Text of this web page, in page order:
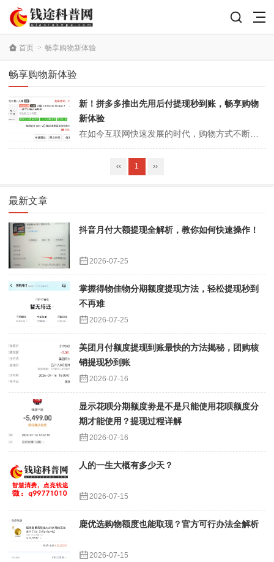
首页 > 畅享购物新体验
畅享购物新体验
新！拼多多推出先用后付提现秒到账，畅享购物
新体验
‹‹ 1 ››
最新文章
抖音月付大额提现全解析，教你如何快速操作！
2026-07-25
掌握得物佳物分期额度提现方法，轻松提现秒到
不再难
2026-07-25
美团月付额度提现到账最快的方法揭秘，团购核
销提现秒到账
2026-07-16
显示花呗分期额度劵是不是只能使用花呗额度分
期才能使用？提现过程详解
2026-07-16
人的一生大概有多少天？
2026-07-15
鹿优选购物额度也能取现？官方可行办法全解析
2026-07-15